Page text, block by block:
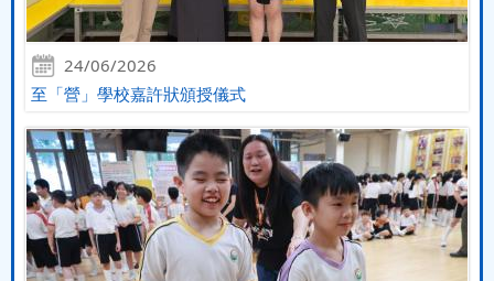
24/06/2026
至「營」學校嘉許狀頒授儀式